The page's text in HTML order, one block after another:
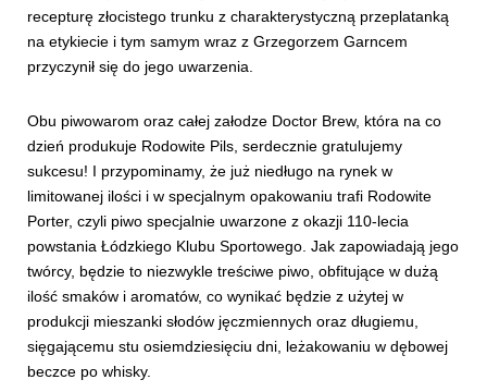
recepturę złocistego trunku z charakterystyczną przeplatanką
na etykiecie i tym samym wraz z Grzegorzem Garncem
przyczynił się do jego uwarzenia.
Obu piwowarom oraz całej załodze Doctor Brew, która na co
dzień produkuje Rodowite Pils, serdecznie gratulujemy
sukcesu! I przypominamy, że już niedługo na rynek w
limitowanej ilości i w specjalnym opakowaniu trafi Rodowite
Porter, czyli piwo specjalnie uwarzone z okazji 110-lecia
powstania Łódzkiego Klubu Sportowego. Jak zapowiadają jego
twórcy, będzie to niezwykle treściwe piwo, obfitujące w dużą
ilość smaków i aromatów, co wynikać będzie z użytej w
produkcji mieszanki słodów jęczmiennych oraz długiemu,
sięgającemu stu osiemdziesięciu dni, leżakowaniu w dębowej
beczce po whisky.